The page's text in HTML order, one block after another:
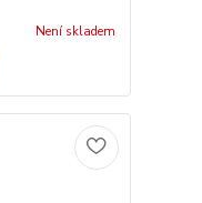
Není skladem